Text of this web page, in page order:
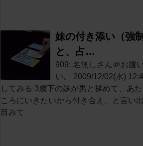
妹の付き添い（強
と、占…
909: 名無しさん＠お腹
い。 2009/12/02(水)
してみる 3歳下の妹が男と揉めて、あ
ころにいきたいから付き合え、と言い
目みて